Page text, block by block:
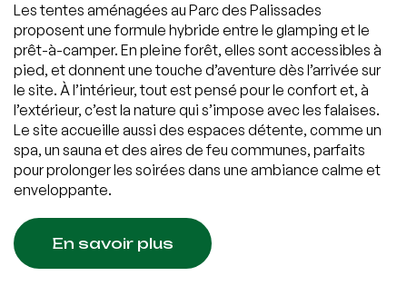
Les tentes aménagées au Parc des Palissades
proposent une formule hybride entre le glamping et le
prêt-à-camper. En pleine forêt, elles sont accessibles à
pied, et donnent une touche d’aventure dès l’arrivée sur
le site. À l’intérieur, tout est pensé pour le confort et, à
l’extérieur, c’est la nature qui s’impose avec les falaises.
Le site accueille aussi des espaces détente, comme un
spa, un sauna et des aires de feu communes, parfaits
pour prolonger les soirées dans une ambiance calme et
enveloppante.
En savoir plus